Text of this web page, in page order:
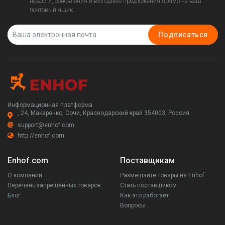
почтовый ящик.
Подписаться
Информационная платформа
, 24, Макаренко, Сочи, Краснодарский край 354003, Россия
support@enhof.com
http://enhof.com
Enhof.com
О компании
Перечень запрещенных товаров
Блог
Поставщикам
Размещайте товары на Enhof
Стать поставщиком
Как это работает
Вопросы